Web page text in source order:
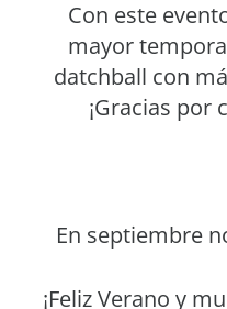
Con este
mayor
datchball con
¡Gracias por
En septiembre
¡Feliz Verano y